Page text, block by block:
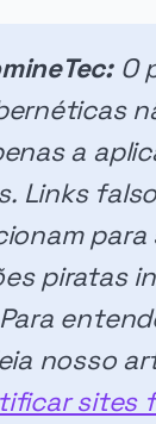
O
a
Links
piratas
nosso
sites